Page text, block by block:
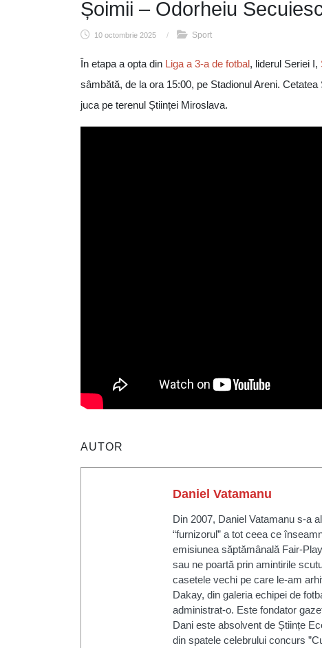
Șoimii – Odorheiu
10 octombrie 2025 / Sport
În etapa a opta din Liga a 3-a de fotbal, liderul Seriei I,
sâmbătă, de la ora 15:00, pe Stadionul Areni.
juca pe terenul Științei Miroslava.
AUTOR
Daniel Vatamanu
Din 2007, Daniel Vatamanu s-a
“furnizorul” a tot ceea ce
emisiunea săptămânală Fair-
sau ne poartă prin amintirile
casetele vechi pe care le-am
Dakay, din galeria echipei de
administrat-o. Este fondator
Dani este absolvent de Științe
din spatele celebrului concurs